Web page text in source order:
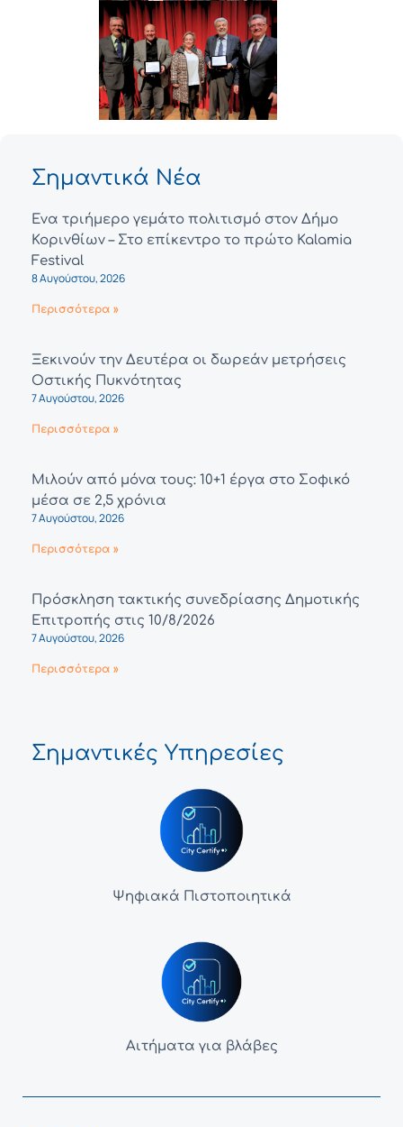
Σημαντικά Νέα
Ένα τριήμερο γεμάτο πολιτισμό στον Δήμο
Κορινθίων – Στο επίκεντρο το πρώτο Kalamia
Festival
8 Αυγούστου, 2026
Περισσότερα »
Ξεκινούν την Δευτέρα οι δωρεάν μετρήσεις
Οστικής Πυκνότητας
7 Αυγούστου, 2026
Περισσότερα »
Μιλούν από μόνα τους: 10+1 έργα στο Σοφικό
μέσα σε 2,5 χρόνια
7 Αυγούστου, 2026
Περισσότερα »
Πρόσκληση τακτικής συνεδρίασης Δημοτικής
Επιτροπής στις 10/8/2026
7 Αυγούστου, 2026
Περισσότερα »
Σημαντικές Υπηρεσίες
Ψηφιακά Πιστοποιητικά
Αιτήματα για βλάβες